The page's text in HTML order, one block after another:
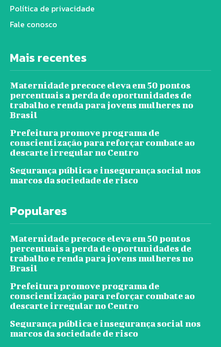
Política de privacidade
Fale conosco
Mais recentes
Maternidade precoce eleva em 50 pontos
percentuais a perda de oportunidades de
trabalho e renda para jovens mulheres no
Brasil
Prefeitura promove programa de
conscientização para reforçar combate ao
descarte irregular no Centro
Segurança pública e insegurança social nos
marcos da sociedade de risco
Populares
Maternidade precoce eleva em 50 pontos
percentuais a perda de oportunidades de
trabalho e renda para jovens mulheres no
Brasil
Prefeitura promove programa de
conscientização para reforçar combate ao
descarte irregular no Centro
Segurança pública e insegurança social nos
marcos da sociedade de risco